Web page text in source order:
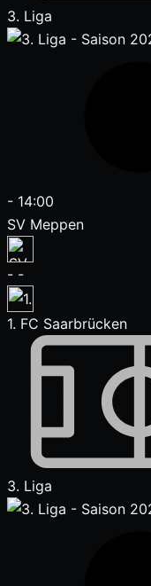
3. Liga
- 14:00
SV Meppen
- -
1. FC Saarbrücken
3. Liga